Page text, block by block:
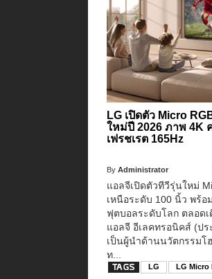
LG เปิดตัว Micro
ใหม่ปี 2026 ภาพ 4K
เฟรชเรต 165Hz
ByAdministrator
แอลจีเปิดตัวทีวีรุ่นใหม่
เหนือระดับ 100 นิ้ว พร้อ
ฟุตบอลระดับโลก ตลอด
แอลจี อีเลคทรอนิคส์ (ปร
เป็นผู้นำด้านนวัตกรรมโ
ท...
LG LG Micro